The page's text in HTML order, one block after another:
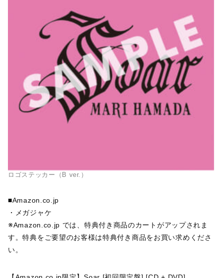
ロゴステッカー（B ver.）
■Amazon.co.jp
・メガジャケ
※Amazon.co.jp では、特典付き商品のカートがアップされま
す。特典をご要望のお客様は特典付き商品をお買い求めくださ
い。